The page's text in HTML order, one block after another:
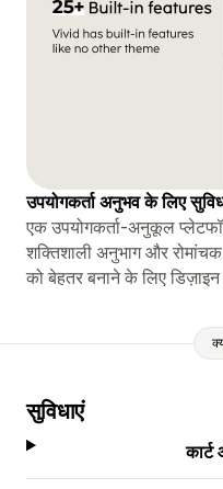
उपयोगकर्ता अनुभव के लिए
एक उपयोगकर्ता-अनुकूल
शक्तिशाली अनुभाग और
को बेहतर बनाने के लिए
सुविधाएं